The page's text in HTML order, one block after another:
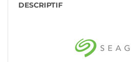
DESCRIPTIF